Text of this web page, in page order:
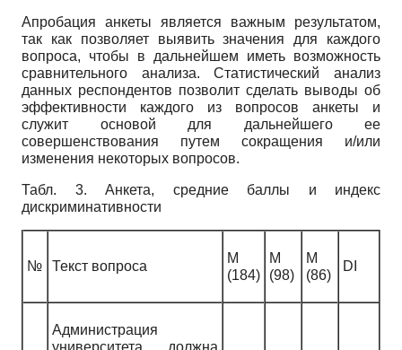
Апробация анкеты является важным результатом,
так как позволяет выявить значения для каждого
вопроса, чтобы в дальнейшем иметь возможность
сравнительного анализа. Статистический анализ
данных респондентов позволит сделать выводы об
эффективности каждого из вопросов анкеты и
служит основой для дальнейшего ее
совершенствования путем сокращения и/или
изменения некоторых вопросов.
Табл. 3. Анкета, средние баллы и индекс
дискриминативности
№ Текст вопроса
M
(184)
M
(98)
M
(86)
DI
Администрация
университета должна